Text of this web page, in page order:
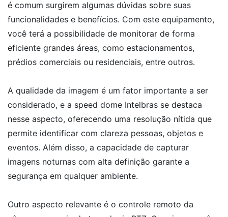
é comum surgirem algumas dúvidas sobre suas
funcionalidades e benefícios. Com este equipamento,
você terá a possibilidade de monitorar de forma
eficiente grandes áreas, como estacionamentos,
prédios comerciais ou residenciais, entre outros.
A qualidade da imagem é um fator importante a ser
considerado, e a speed dome Intelbras se destaca
nesse aspecto, oferecendo uma resolução nítida que
permite identificar com clareza pessoas, objetos e
eventos. Além disso, a capacidade de capturar
imagens noturnas com alta definição garante a
segurança em qualquer ambiente.
Outro aspecto relevante é o controle remoto da